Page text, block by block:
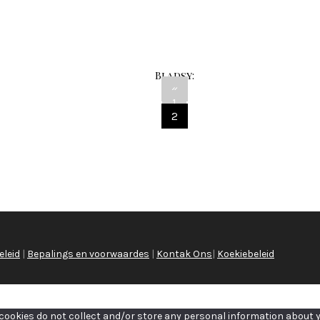
Bladsy:
«
1
2
| Bepalings en voorwaardes | Kontak Ons| Koekiebeleid
do not collect and/or store any personal information about